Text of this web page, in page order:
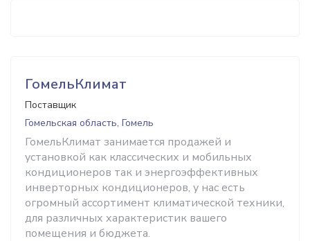
ГомельКлимат
Поставщик
Гомельская область, Гомель
ГомельКлимат занимается продажей и
установкой как классических и мобильных
кондиционеров так и энергоэффективных
инверторных кондиционеров, у нас есть
огромный ассортимент климатической техники,
для различных характеристик вашего
помещения и бюджета.